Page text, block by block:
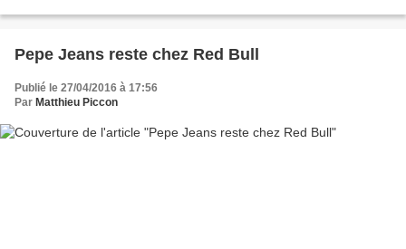
Pepe Jeans reste chez Red Bull
Publié le 27/04/2016 à 17:56
Par Matthieu Piccon